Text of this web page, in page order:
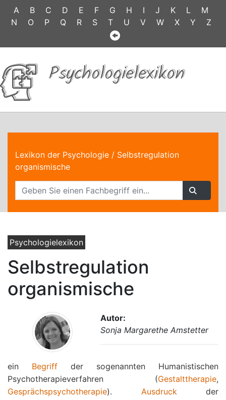
A B C D E F G H I J K L
M
N
O P Q R S T U V W X Y Z
Psychologielexikon
Lexikon der Psychologie / Selbstregulation
organismische
Psychologielexikon
Selbstregulation
organismische
Autor:
Sonja Margarethe Amstetter
ein Begriff der sogenannten Humanistischen
Psychotherapieverfahren (Gestalttherapie,
Gesprächspsychotherapie). Ausdruckder